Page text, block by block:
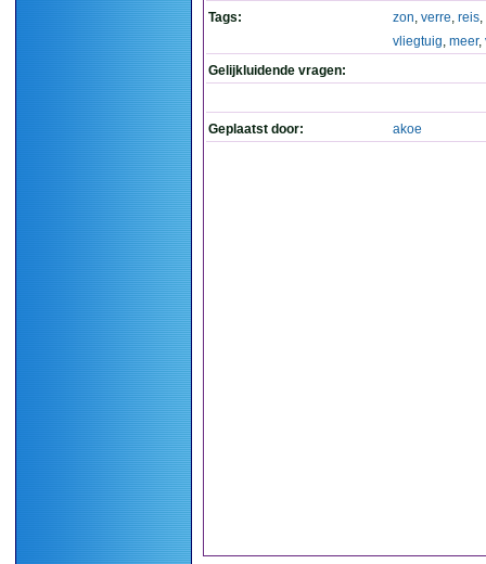
Tags:
zon, verre, reis,
vliegtuig, meer,
Gelijkluidende vragen:
Geplaatst door: akoe